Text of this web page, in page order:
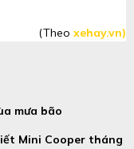
(Theo xehay.vn)
mưa bão
Mini Cooper tháng